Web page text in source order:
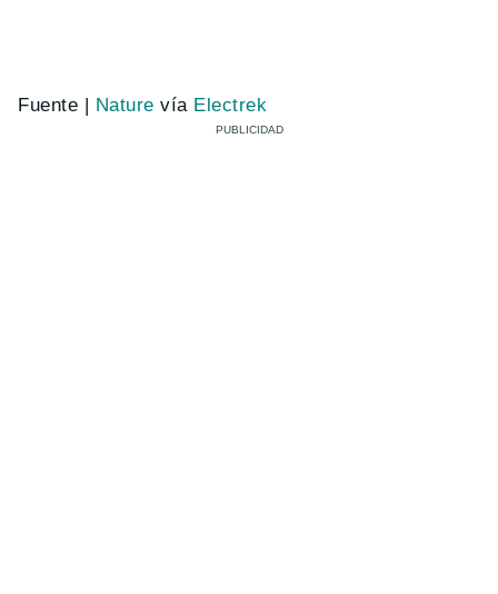
Fuente | Nature vía Electrek